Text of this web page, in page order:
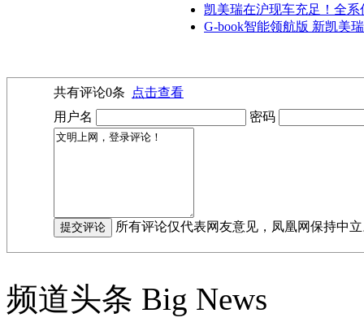
凯美瑞在沪现车充足！全系
G-book智能领航版 新凯美
共有评论0条
点击查看
用户名
密码
所有评论仅代表网友意见，凤凰网保持中
频道头条 Big News